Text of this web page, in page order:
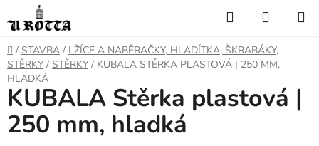
na
obsah
Hledat
KOŠÍK
DOMŮ
/ STAVBA / LŽÍCE A NABĚRAČKY, HLADÍTKA, ŠKRABÁKY,
STĚRKY / STĚRKY / KUBALA STĚRKA PLASTOVÁ | 250 MM,
HLADKÁ
KUBALA Stěrka plastová |
250 mm, hladká